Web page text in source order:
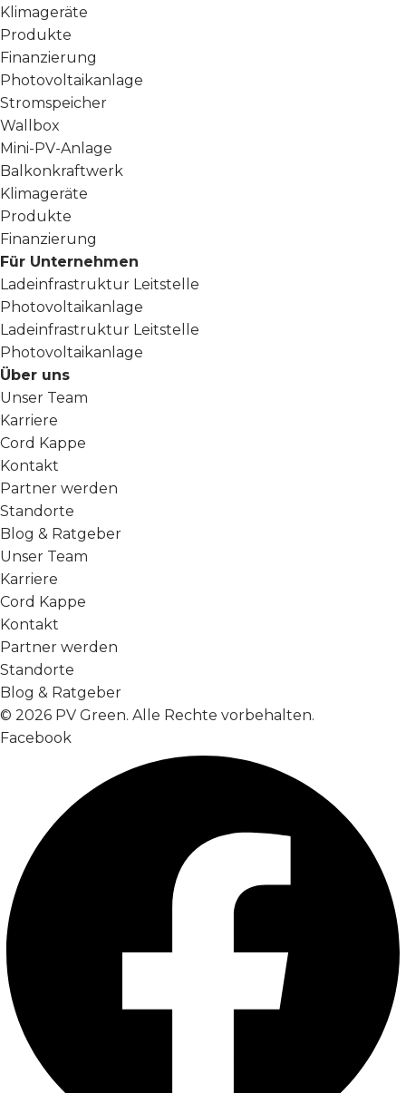
Klimageräte
Produkte
Finanzierung
Photovoltaikanlage
Stromspeicher
Wallbox
Mini-PV-Anlage
Balkonkraftwerk
Klimageräte
Produkte
Finanzierung
Für Unternehmen
Ladeinfrastruktur Leitstelle
Photovoltaikanlage
Ladeinfrastruktur Leitstelle
Photovoltaikanlage
Über uns
Unser Team
Karriere
Cord Kappe
Kontakt
Partner werden
Standorte
Blog & Ratgeber
Unser Team
Karriere
Cord Kappe
Kontakt
Partner werden
Standorte
Blog & Ratgeber
© 2026 PV Green. Alle Rechte vorbehalten.
Facebook